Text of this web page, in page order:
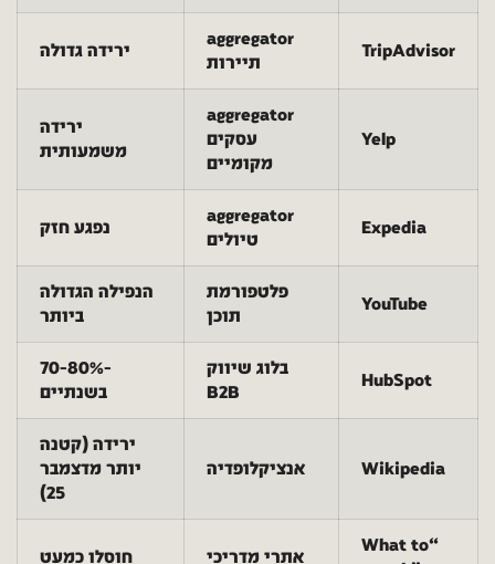
TripAdvisor
aggregator
תיירות
ירידה גדולה
Yelp
aggregator
עסקים
מקומיים
ירידה
משמעותית
Expedia
aggregator
טיולים
נפגע חזק
YouTube
פלטפורמת
תוכן
הנפילה הגדולה
ביותר
HubSpot
בלוג שיווק
B2B
-70-80%
בשנתיים
Wikipedia אנציקלופדיה
ירידה (קטנה
יותר מדצמבר
25)
“What to
אתרי מדריכי חוסלו כמעט